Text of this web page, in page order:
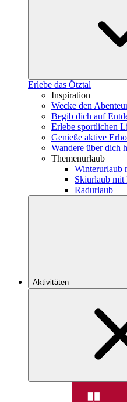
Erlebe das Ötztal
Inspiration
Wecke den
Begib dich auf
Erlebe sportlichen
Genieße aktive
Wandere über dich
Themenurlaub
Winterurlaub
Skiurlaub mit
Radurlaub
Aktivitäten